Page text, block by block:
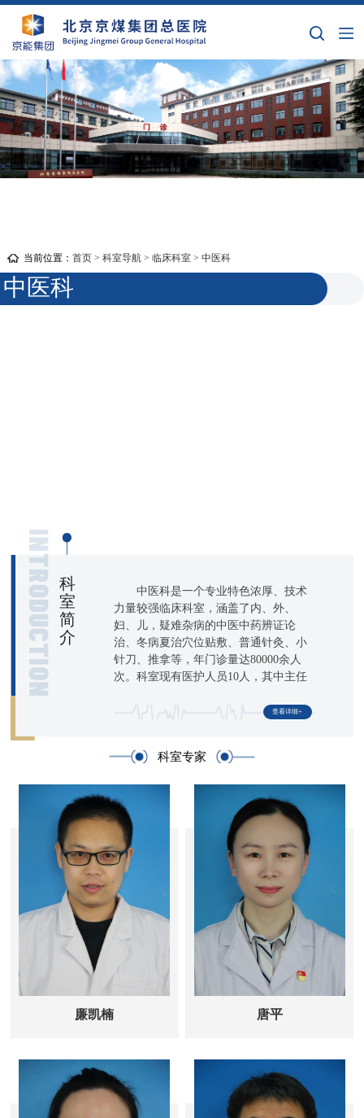
当前位置： 首页> 科室导航> 临床科室> 中医科
中医科
科
室
简
介
中医科是一个专业特色浓厚、技术
力量较强临床科室，涵盖了内、外、
妇、儿，疑难杂病的中医中药辨证论
治、冬病夏治穴位贴敷、普通针灸、小
针刀、推拿等，年门诊量达80000余人
次。科室现有医护人员10人，其中主任
人，住院医师3人，主管护师2人。
到的治疗方法，尤其擅长于呼吸系统、
衰、肺性脑病，以及尘肺合并肺癌、慢
性支气管炎、支气管哮喘；慢性萎缩性
胃炎、慢性胃肠炎；中风后遗症、冠心
病、糖尿病中药调理。
外科疾病：皮肤疾患如过敏性皮炎、湿
疹、体癣、带状疱疹的中西医结合治
疗，骨关节病治疗，如肩周炎、颈椎
病、腰椎间盘突出症、骨性关节炎、腱
鞘炎及腱鞘囊肿、网球肘等肘关节疾
病、各类腰腿痛、坐骨结节滑囊炎、足
跟痛、腕管综合征等，运动中药、针
灸、推拿、理疗疗效显著。
妇科疾病：如月经不调、盆腔炎性
肌病、更年期综合征、多囊卵巢综合
征、高泌乳素血症、子宫肌瘤、卵巢囊
肿、先兆流产、孕前、产后调理等，中
医药多途径治疗女性不孕症，尤其是输
查看详细+
科室专家
廉凯楠 唐平